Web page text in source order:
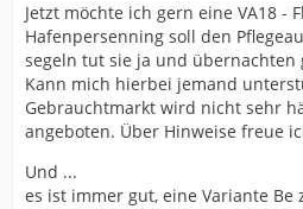
Jetzt möchte ich gern eine VA18 -
Hafenpersenning soll den
segeln tut sie ja und übernachten
Kann mich hierbei jemand
Gebrauchtmarkt wird nicht sehr
angeboten. Über Hinweise freue
Und ...
es ist immer gut, eine Variante Be